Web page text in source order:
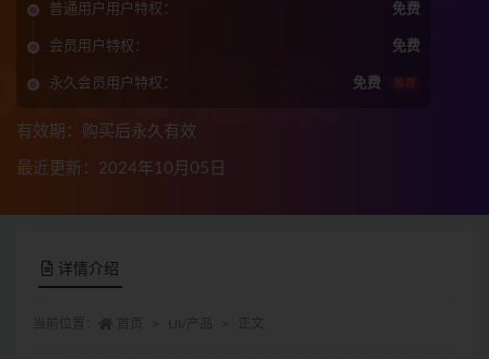
普通用户用户特权： 免费
会员用户特权： 免费
永久会员用户特权： 免费 推荐
有效期：购买后永久有效
最近更新：2024年10月05日
详情介绍